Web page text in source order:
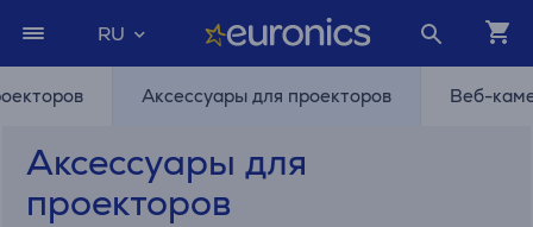
RU
Аксессуары для проекторов Веб-
Аксессуары для
проекторов